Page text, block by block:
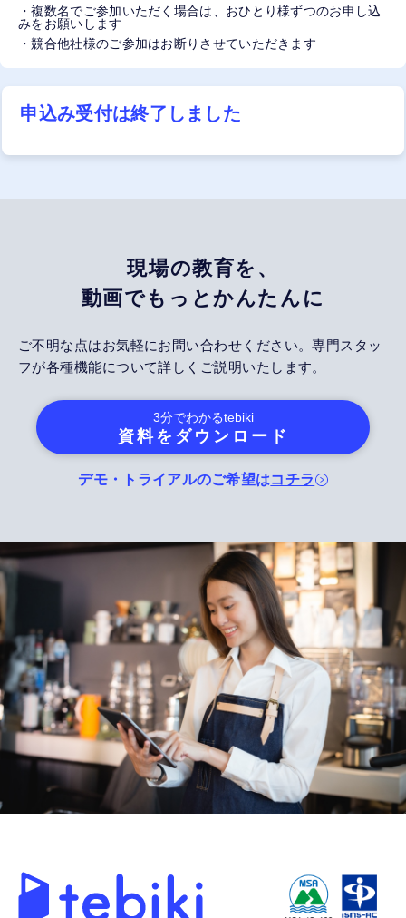
・複数名でご参加いただく場合は、おひとり様ずつのお申し込
みをお願いします
・競合他社様のご参加はお断りさせていただきます
申込み受付は終了しました
現場の教育を、
動画でもっとかんたんに
ご不明な点はお気軽にお問い合わせください。専門スタッ
フが各種機能について詳しくご説明いたします。
3分でわかるtebiki
資料をダウンロード
デモ・トライアルのご希望はコチラ